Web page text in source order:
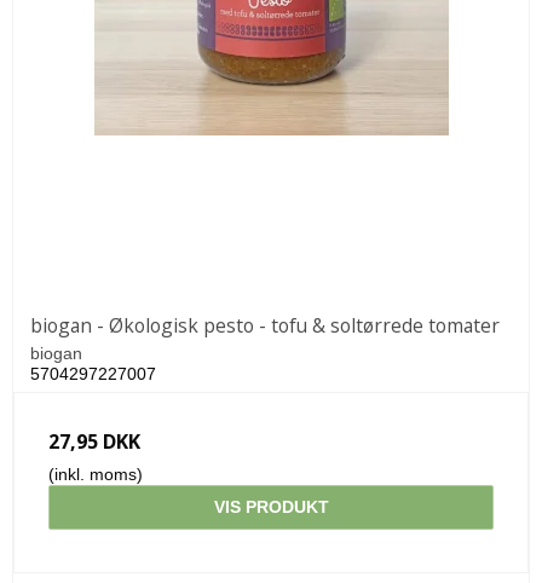
biogan - Økologisk pesto - tofu & soltørrede tomater
biogan
5704297227007
27,95 DKK
(inkl. moms)
VIS PRODUKT